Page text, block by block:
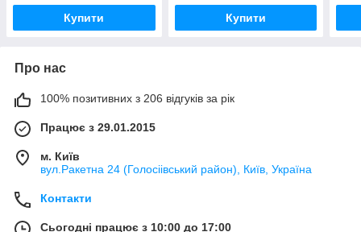
Купити Купити
Про нас
100% позитивних з 206 відгуків за рік
Працює з 29.01.2015
м. Київ
вул.Ракетна 24 (Голосіівський район), Київ, Україна
Контакти
Сьогодні працює з 10:00 до 17:00